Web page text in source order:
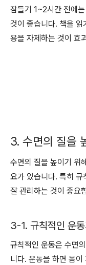
잠들기 1~2시간 전에
것이 좋습니다. 책을
용을 자제하는 것이 효
3. 수면의 질을
수면의 질을 높이기 위
요가 있습니다. 특히 규
잘 관리하는 것이 중요
3-1. 규칙적인 운
규칙적인 운동은 수면
니다. 운동을 하면 몸